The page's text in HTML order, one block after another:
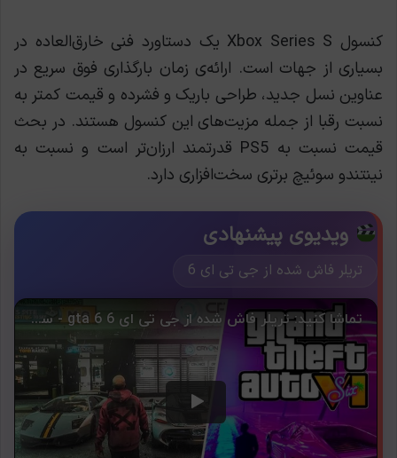
کنسول Xbox Series S یک دستاورد فنی خارق‌العاده در
بسیاری از جهات است. ارائه‌ی زمان بارگذاری فوق سریع در
عناوین نسل جدید، طراحی باریک و فشرده و قیمت کمتر به
نسبت رقبا از جمله مزیت‌های این کنسول هستند. در بحث
قیمت نسبت به PS5 قدرتمند ارزان‌تر است و نسبت به
نینتندو سوئیچ برتری سخت‌افزاری دارد.
ویدیوی پیشنهادی
تریلر فاش شده از جی تی ای 6